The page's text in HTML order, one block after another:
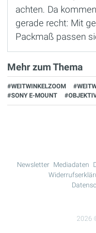
achten. Da
gerade recht: Mit
Packmaß passen
Mehr zum Thema
#WEITWINKELZOOM
#SONY E-MOUNT
2026
Newsletter Mediadaten